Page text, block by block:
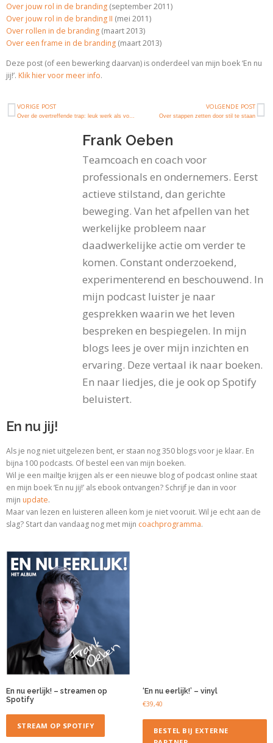
Over jouw rol in de branding (september 2011)
Over jouw rol in de branding II (mei 2011)
Over rollen in de branding (maart 2013)
Over een frame in de branding (maart 2013)
Deze post (of een bewerking daarvan) is onderdeel van mijn boek ‘En nu
jij!’. Klik hier voor meer info.
VORIGE POST
Over de overtreffende trap: leuk werk als voorwaarde voor succes
VOLGENDE POST
Over stappen zetten door stil te staan
Frank Oeben
Teamcoach en coach voor
professionals en ondernemers. Eerst
actieve stilstand, dan gerichte
beweging. Van het afpellen van het
werkelijke probleem naar
daadwerkelijke actie om verder te
komen. Constant onderzoekend,
experimenterend en beschouwend. In
mijn podcast luister je naar
gesprekken waarin we het leven
bespreken en bespiegelen. In mijn
blogs lees je over mijn inzichten en
ervaring. Deze vertaal ik naar boeken.
En naar liedjes, die je ook op Spotify
beluistert.
En nu jij!
Als je nog niet uitgelezen bent, er staan nog 350 blogs voor je klaar. En
bijna 100 podcasts. Of bestel een van mijn boeken.
Wil je een mailtje krijgen als er een nieuwe blog of podcast online staat
en mijn boek ‘En nu jij!’ als ebook ontvangen? Schrijf je dan in voor
mijn update.
Maar van lezen en luisteren alleen kom je niet vooruit. Wil je echt aan de
slag? Start dan vandaag nog met mijn coachprogramma.
En nu eerlijk! – streamen op
Spotify
STREAM OP SPOTIFY
‘En nu eerlijk!’ – vinyl
€39,40
BESTEL BIJ EXTERNE